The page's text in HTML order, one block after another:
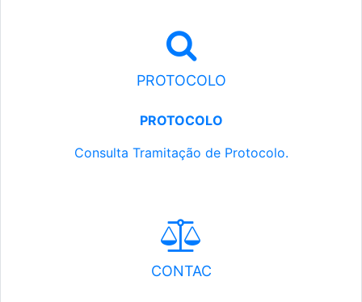
PROTOCOLO
PROTOCOLO
Consulta Tramitação de Protocolo.
CONTAC